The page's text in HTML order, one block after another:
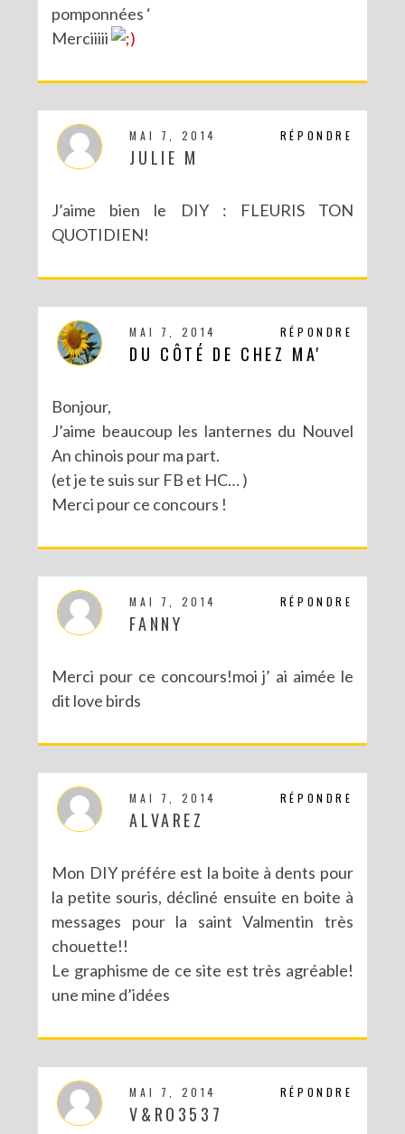
pomponnées ‘
Merciiiii
RÉPONDRE
MAI 7, 2014
JULIE M
J’aime bien le DIY : FLEURIS TON
QUOTIDIEN!
RÉPONDRE
MAI 7, 2014
DU CÔTÉ DE CHEZ MA'
Bonjour,
J’aime beaucoup les lanternes du Nouvel
An chinois pour ma part.
(et je te suis sur FB et HC… )
Merci pour ce concours !
RÉPONDRE
MAI 7, 2014
FANNY
Merci pour ce concours!moi j’ ai aimée le
dit love birds
RÉPONDRE
MAI 7, 2014
ALVAREZ
Mon DIY préfére est la boite à dents pour
la petite souris, décliné ensuite en boite à
messages pour la saint Valmentin très
chouette!!
Le graphisme de ce site est très agréable!
une mine d’idées
RÉPONDRE
MAI 7, 2014
V&RO3537